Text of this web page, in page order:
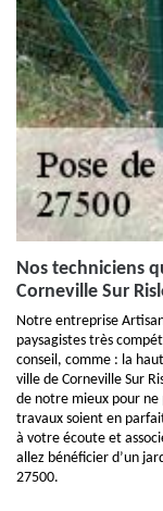
Nos techniciens
Corneville Sur
Notre entreprise
paysagistes très
conseil, comme : la
ville de Corneville Sur
de notre mieux pour ne
travaux soient en
à votre écoute et
allez bénéficier d’un
27500.